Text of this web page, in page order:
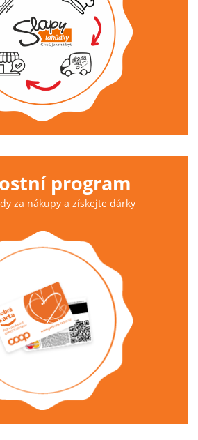
program
za nákupy a získejte dárky